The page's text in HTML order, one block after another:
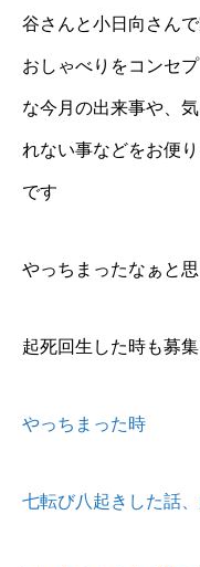
谷さんと小日向さん
おしゃべりをコンセ
な今月の出来事や、
れない事などをお便
です
やっちまったなぁと
起死回生した時も募集
やっちまった時
七転び八起きした話